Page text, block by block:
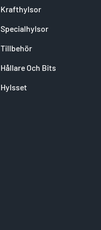
Krafthylsor
Specialhylsor
Tillbehör
Hållare Och Bits
Hylsset